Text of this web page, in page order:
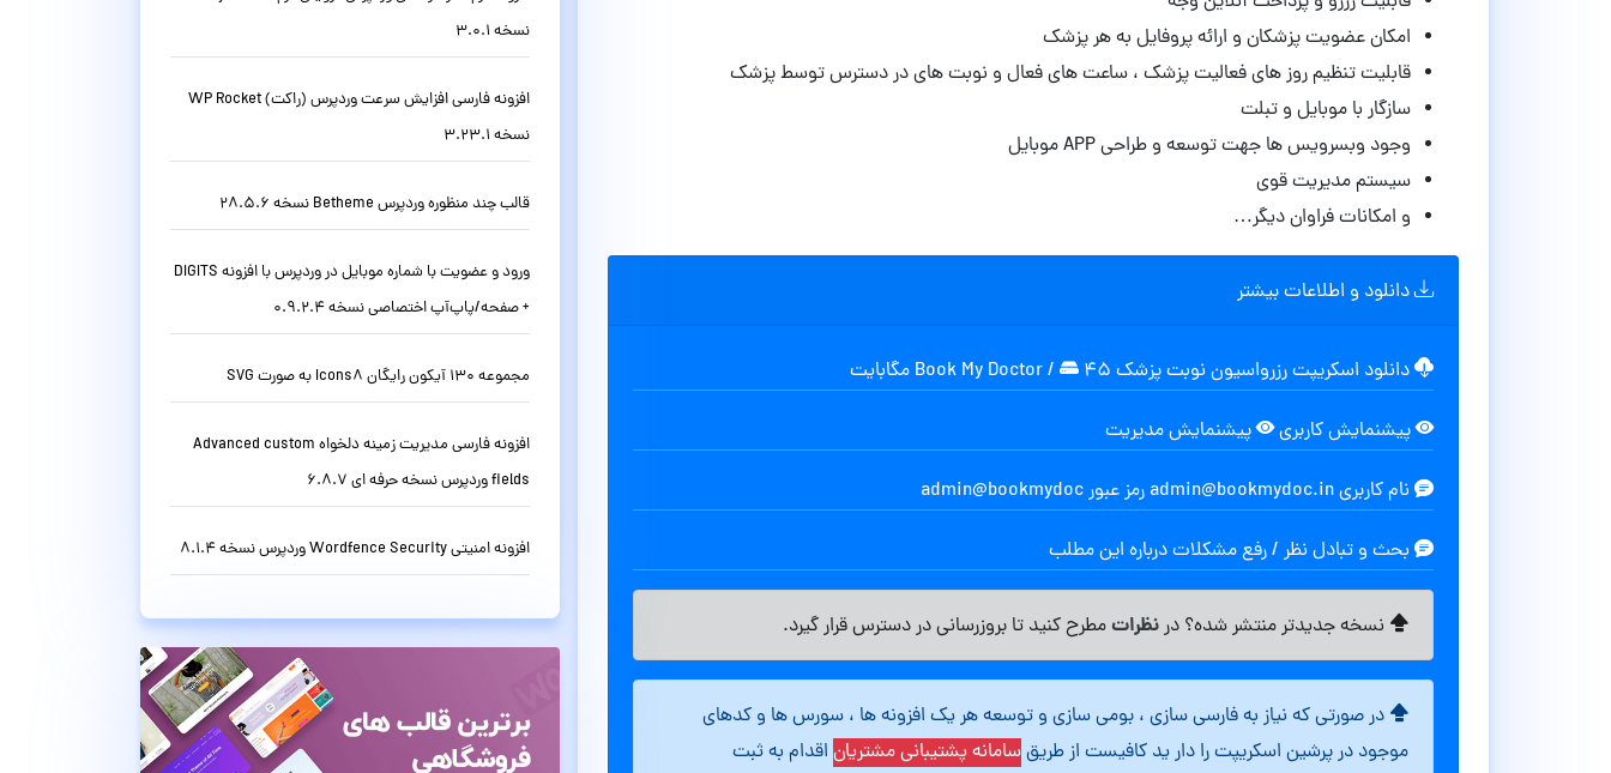
امکان عضویت پزشکان و ارائه پروفایل به هر پزشک
قابلیت تنظیم روز های فعالیت پزشک ، ساعت های فعال و نوبت های در دسترس توسط پزشک
سازگار با موبایل و تبلت
وجود وبسرویس ها جهت توسعه و طراحی APP موبایل
سیستم مدیریت قوی
و امکانات فراوان دیگر…
دانلود و اطلاعات بیشتر
دانلود اسکریپت رزرواسیون نوبت پزشک Book My Doctor / ۴۵ مگابایت
پیشنمایش کاربری پیشنمایش مدیریت
نام کاربری admin@bookmydoc.in رمز عبور admin@bookmydoc
بحث و تبادل نظر / رفع مشکلات درباره این مطلب
نسخه جدیدتر منتشر شده؟ درنظراتمطرح کنید تا بروزرسانی در دسترس قرار گیرد.
در صورتی که نیاز به فارسی سازی ، بومی سازی و توسعه هر یک افزونه ها ، سورس ها و کدهای
موجود در پرشین اسکریپت را دار ید کافیست از طریقسامانه پشتیبانی مشتریان اقدام به ثبت
نسخه 3.0.1
افزونه فارسی افزایش سرعت وردپرس (راکت) WP Rocket
نسخه 3.23.1
قالب چند منظوره وردپرس Betheme نسخه 28.5.6
ورود و عضویت با شماره موبایل در وردپرس با افزونه DIGITS
+ صفحه/پاپ‌آپ اختصاصی نسخه 0.9.2.4
مجموعه 130 آیکون رایگان Icons8 به صورت SVG
افزونه فارسی مدیریت زمینه دلخواه Advanced custom
fields وردپرس نسخه حرفه ای 6.8.7
افزونه امنیتی Wordfence Security وردپرس نسخه 8.1.4